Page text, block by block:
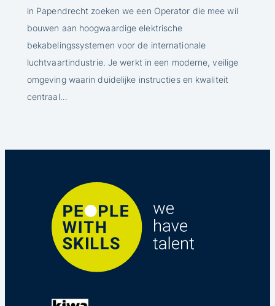
in Papendrecht zoeken we een Operator die mee wil
bouwen aan hoogwaardige elektrische
bekabelingssystemen voor de internationale
luchtvaartindustrie. Je werkt in een moderne, veilige
omgeving waarin duidelijke instructies en kwaliteit
centraal…